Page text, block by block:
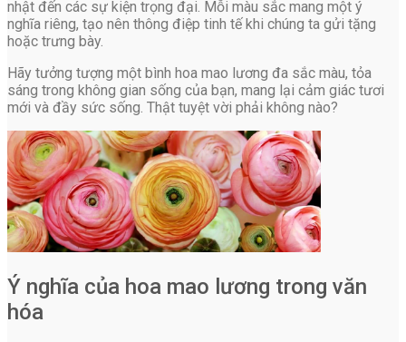
nhật đến các sự kiện trọng đại. Mỗi màu sắc mang một ý
nghĩa riêng, tạo nên thông điệp tinh tế khi chúng ta gửi tặng
hoặc trưng bày.
Hãy tưởng tượng một bình hoa mao lương đa sắc màu, tỏa
sáng trong không gian sống của bạn, mang lại cảm giác tươi
mới và đầy sức sống. Thật tuyệt vời phải không nào?
Ý nghĩa của hoa mao lương trong văn
hóa